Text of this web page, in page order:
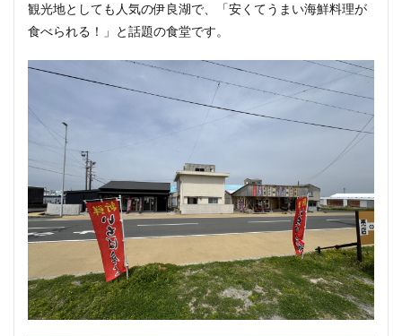
観光地としても人気の伊良湖で、「安くてうまい海鮮料理が
食べられる！」と話題の食堂です。